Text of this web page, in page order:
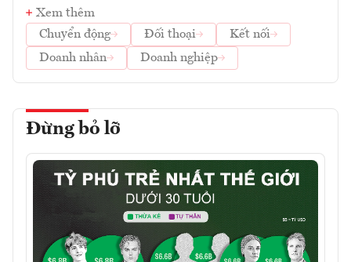
Xem thêm
Chuyển động
Đối thoại
Kết nối
Doanh nhân
Doanh nghiệp
Đừng bỏ lỡ